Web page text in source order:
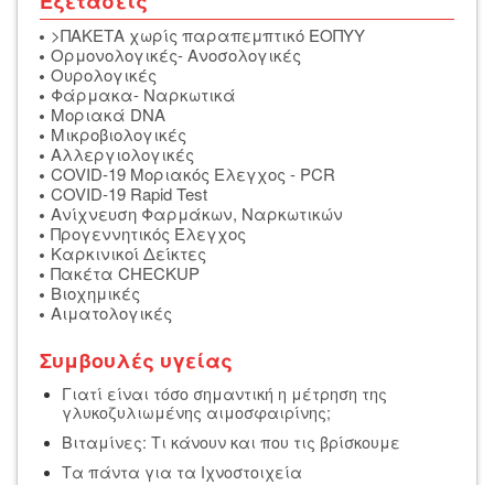
>ΠΑΚΕΤΑ χωρίς παραπεμπτικό ΕΟΠΥΥ
Ορμονολογικές- Ανοσολογικές
Oυρολογικές
Φάρμακα- Ναρκωτικά
Μοριακά DNA
Μικροβιολογικές
Αλλεργιολογικές
COVID-19 Μοριακός Ελεγχος - PCR
COVID-19 Rapid Test
Ανίχνευση Φαρμάκων, Ναρκωτικών
Προγεννητικός Έλεγχος
Καρκινικοί Δείκτες
Πακέτα CHECKUP
Βιοχημικές
Αιματολογικές
Συμβουλές υγείας
Γιατί είναι τόσο σημαντική η μέτρηση της
γλυκοζυλιωμένης αιμοσφαιρίνης;
Βιταμίνες: Τι κάνουν και που τις βρίσκουμε
Τα πάντα για τα Ιχνοστοιχεία